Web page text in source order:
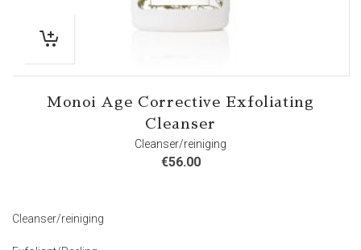
Monoi Age Corrective Exfoliating
Cleanser
Cleanser/reiniging
€56.00
Cleanser/reiniging